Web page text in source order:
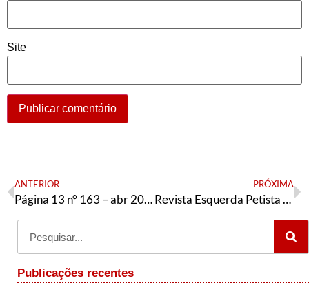
Site
ANTERIOR
Página 13 n° 163 – abr 2017
PRÓXIMA
Revista Esquerda Petista n° 7
Publicações recentes